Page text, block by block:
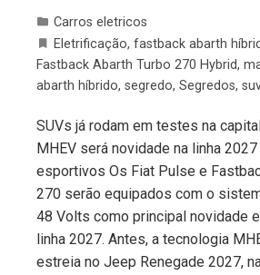
Carros eletricos
Eletrificação, fastback abarth
Fastback Abarth Turbo 270 Hybrid,
abarth híbrido, segredo, Segredos,
SUVs já rodam em testes na
MHEV será novidade na linha
esportivos Os Fiat Pulse e
270 serão equipados com o
48 Volts como principal novidade
linha 2027. Antes, a tecnologia
estreia no Jeep Renegade 2027,